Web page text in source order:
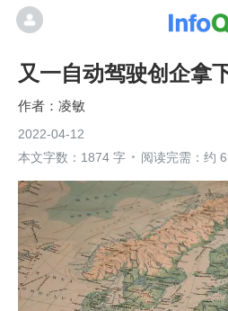
又一自动驾驶创企拿
凌敏
2022-04-12
本文字数：1874 字
阅读完需：约